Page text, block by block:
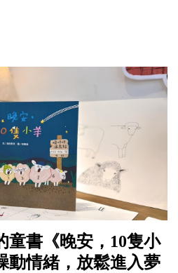
童書《晚安，10隻小
動情緒，放鬆進入夢